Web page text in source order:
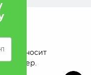
Сайт носит